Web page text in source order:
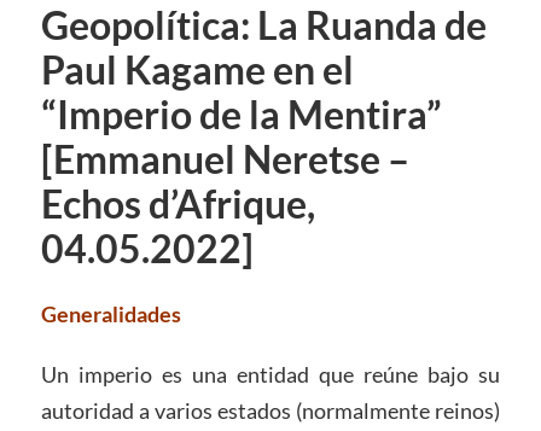
Geopolítica: La Ruanda de
Paul Kagame en el
“Imperio de la Mentira”
[Emmanuel Neretse –
Echos d’Afrique,
04.05.2022]
Generalidades
Un imperio es una entidad que reúne bajo su
autoridad a varios estados (normalmente reinos)